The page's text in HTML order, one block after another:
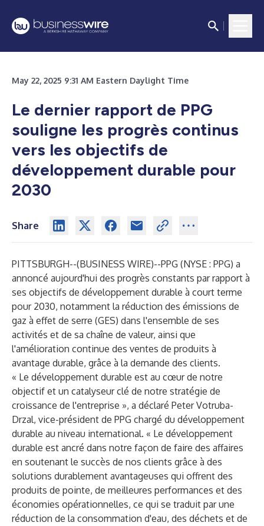
May 22, 2025 9:31 AM Eastern Daylight Time
Le dernier rapport de PPG
souligne les progrès continus
vers les objectifs de
développement durable pour
2030
Share
PITTSBURGH--(BUSINESS WIRE)--PPG (NYSE : PPG) a
annoncé aujourd'hui des progrès constants par rapport à
ses objectifs de développement durable à court terme
pour 2030, notamment la réduction des émissions de
gaz à effet de serre (GES) dans l'ensemble de ses
activités et de sa chaîne de valeur, ainsi que
l'amélioration continue des ventes de produits à
avantage durable, grâce à la demande des clients.
« Le développement durable est au cœur de notre
objectif et un catalyseur clé de notre stratégie de
croissance de l'entreprise », a déclaré Peter Votruba-
Drzal, vice-président de PPG chargé du développement
durable au niveau international. « Le développement
durable est ancré dans notre façon de faire des affaires
en soutenant le succès de nos clients grâce à des
solutions durablement avantageuses qui offrent des
produits de pointe, de meilleures performances et des
économies opérationnelles, ce qui se traduit par une
réduction de la consommation d'eau, des déchets et de